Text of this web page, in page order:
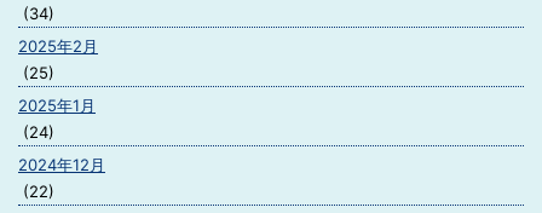
(34)
2025年2月
(25)
2025年1月
(24)
2024年12月
(22)